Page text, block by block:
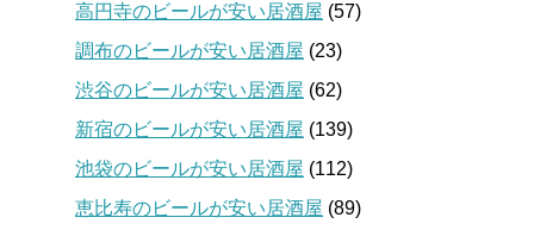
高円寺のビールが安い居酒屋 (57)
調布のビールが安い居酒屋 (23)
渋谷のビールが安い居酒屋 (62)
新宿のビールが安い居酒屋 (139)
池袋のビールが安い居酒屋 (112)
恵比寿のビールが安い居酒屋 (89)